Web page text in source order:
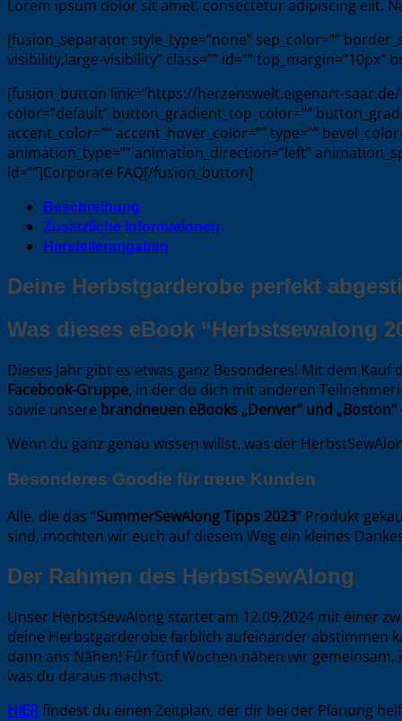
Lorem ipsum dolor sit amet, consectetur adipiscing elit.
[fusion_separator style_type=”none” sep_color=””
visibility,large-visibility” class=”” id=”” top_margin=”10px”
[fusion_button link=”https://herzenswelt.eigenart-saar.de/
color=”default” button_gradient_top_color=””
accent_color=”” accent_hover_color=”” type=””
animation_type=”” animation_direction=”left”
id=””]Corporate FAQ[/fusion_button]
Beschreibung
Zusätzliche Informationen
Herstellerangaben
Deine Herbstgarderobe perfekt
Was dieses eBook “Herbstsewalong
Dieses Jahr gibt es etwas ganz Besonderes! Mit dem
Facebook-Gruppe, in der du dich mit anderen
sowie unsere brandneuen eBooks „Denver“ und
Wenn du ganz genau wissen willst, was der
Besonderes Goodie für treue Kunden
Alle, die das “SummerSewAlong Tipps 2023” Produkt
sind, möchten wir euch auf diesem Weg ein kleines
Der Rahmen des HerbstSewAlong
Unser HerbstSewAlong startet am 12.09.2024 mit einer
deine Herbstgarderobe farblich aufeinander abstimmen
dann ans Nähen! Für fünf Wochen nähen wir
was du daraus machst.
HIERfindest du einen Zeitplan, der dir bei der Planung